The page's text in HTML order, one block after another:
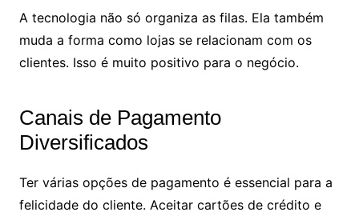
A tecnologia não só organiza as filas. Ela também
muda a forma como lojas se relacionam com os
clientes. Isso é muito positivo para o negócio.
Canais de Pagamento
Diversificados
Ter várias opções de pagamento é essencial para a
felicidade do cliente. Aceitar cartões de crédito e